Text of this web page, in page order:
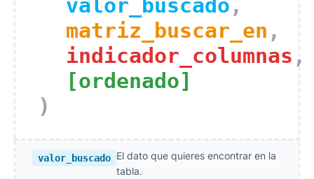
valor_buscado ,
matriz_buscar_en ,
indicador_columnas ,
[ordenado]
)
valor_buscado El dato que quieres encontrar en la
tabla.